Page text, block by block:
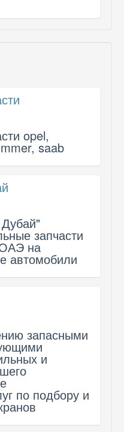
opel,
saab
запчасти
на
автомобили
запасными
и
по подбору и